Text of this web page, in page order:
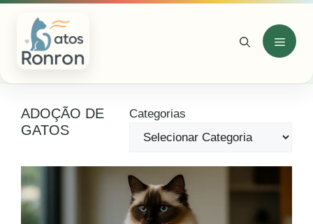
Pular
conteúdo
Menu
ADOÇÃO DE
GATOS
Categorias